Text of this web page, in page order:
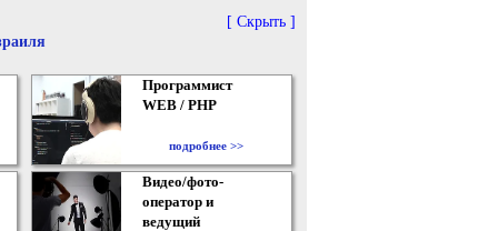
[ Скрыть ]
Программист
WEB / PHP
подробнее >>
Видео/фото-
оператор и
ведущий